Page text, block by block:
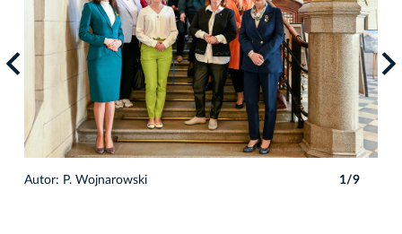
Autor: P. Wojnarowski 1/9